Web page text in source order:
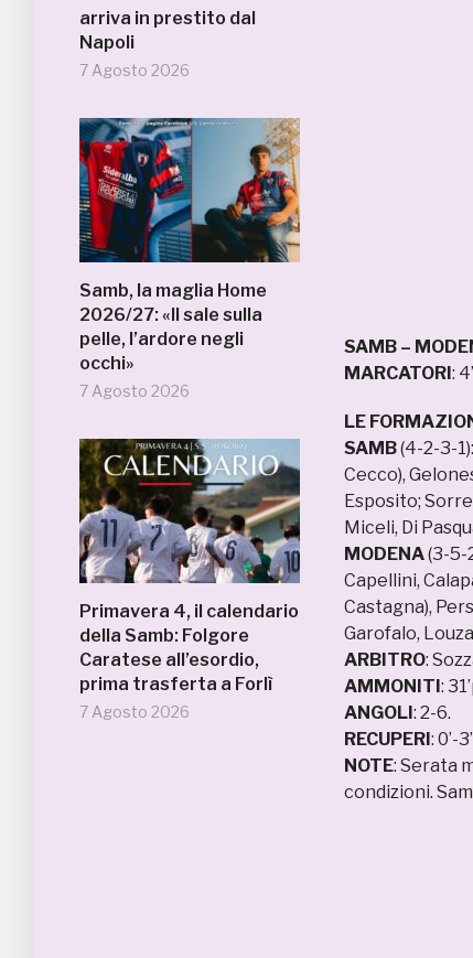
arriva in prestito dal
Napoli
7 Agosto 2026
Samb, la maglia Home
2026/27: «Il sale sulla
pelle, l’ardore negli
occhi»
7 Agosto 2026
Primavera 4, il calendario
della Samb: Folgore
Caratese all’esordio,
prima trasferta a Forlì
7 Agosto 2026
SAMB –
MARCATORI:
LE
SAMB(4-2-3-
Cecco),
Esposito;
Miceli, Di
MODENA(3-5-
Capellini,
Castagna),
Garofalo,
ARBITRO:
AMMONITI:
ANGOLI: 2-6.
RECUPERI: 0’-
NOTE: Serata
condizioni.